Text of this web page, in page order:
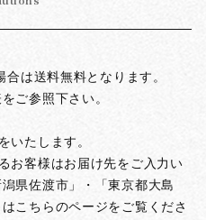
は送料無料となります。
ご参照下さい。
いたします。
お客様はお届け先をご入力い
県佐渡市」・「東京都大島
こちらのページをご覧くださ